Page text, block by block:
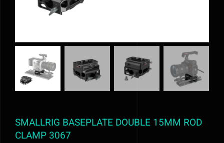
Régie
Evénementiel
Trépieds
SMALLRIG BASEPLATE DOUBLE 15MM ROD
CLAMP 3067